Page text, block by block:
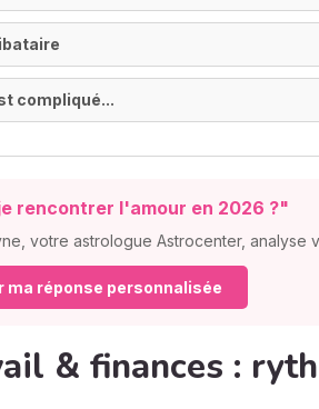
compliqué...
rencontrer l'amour en 2026 ?"
votre astrologue Astrocenter,
ma réponse personnalisée
& finances :